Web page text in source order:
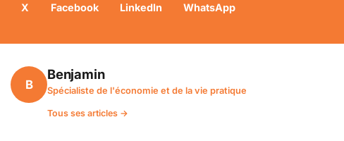
X Facebook LinkedIn WhatsApp
B
Benjamin
Spécialiste de l'économie et de la vie pratique
Tous ses articles →